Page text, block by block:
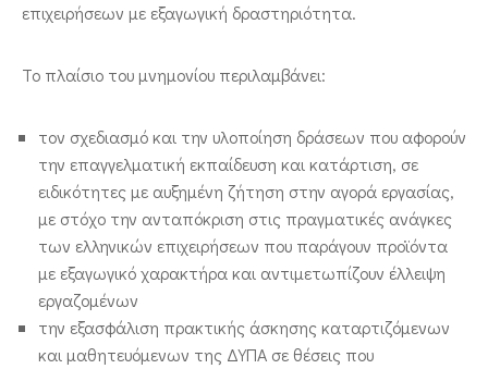
επιχειρήσεων με εξαγωγική δραστηριότητα.
Το πλαίσιο του μνημονίου περιλαμβάνει:
τον σχεδιασμό και την υλοποίηση δράσεων που αφορούν
την επαγγελματική εκπαίδευση και κατάρτιση, σε
ειδικότητες με αυξημένη ζήτηση στην αγορά εργασίας,
με στόχο την ανταπόκριση στις πραγματικές ανάγκες
των ελληνικών επιχειρήσεων που παράγουν προϊόντα
με εξαγωγικό χαρακτήρα και αντιμετωπίζουν έλλειψη
εργαζομένων
την εξασφάλιση πρακτικής άσκησης καταρτιζόμενων
και μαθητευόμενων της ΔΥΠΑ σε θέσεις που